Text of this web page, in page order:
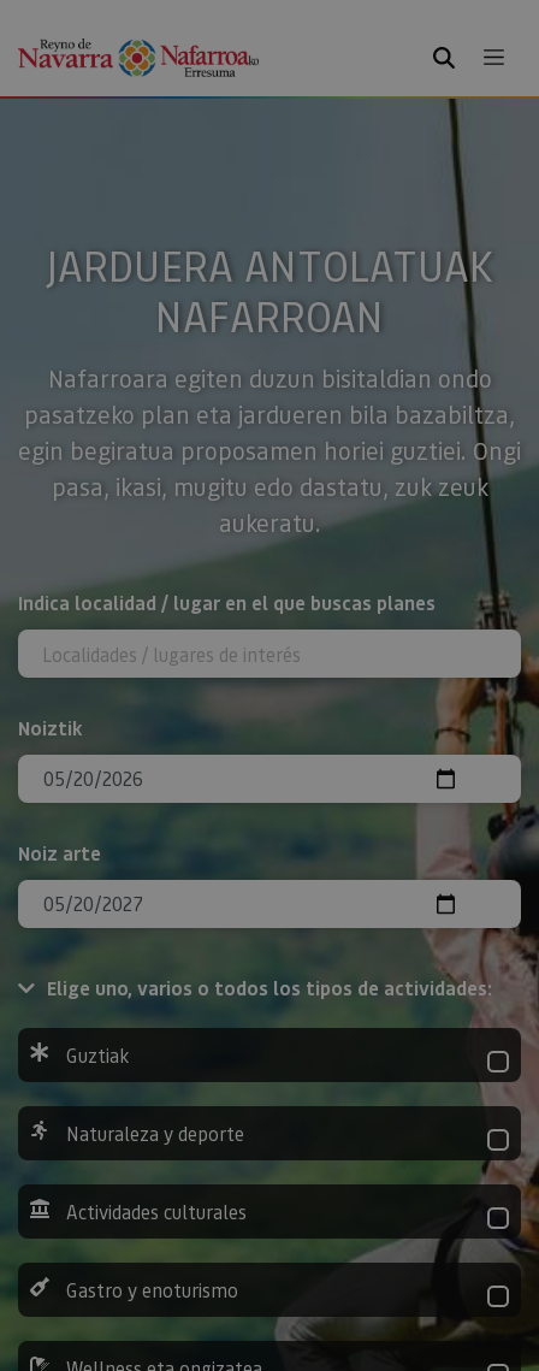
BILATU
JARDUERA ANTOLATUAK
NAFARROAN
Nafarroara egiten duzun bisitaldian ondo
pasatzeko plan eta jardueren bila bazabiltza,
egin begiratua proposamen horiei guztiei. Ongi
pasa, ikasi, mugitu edo dastatu, zuk zeuk
aukeratu.
BILATU
Indica localidad / lugar en el que buscas planes
Noiztik
Noiz arte
Elige uno, varios o todos los tipos de actividades:
Guztiak
Naturaleza y deporte
Actividades culturales
Gastro y enoturismo